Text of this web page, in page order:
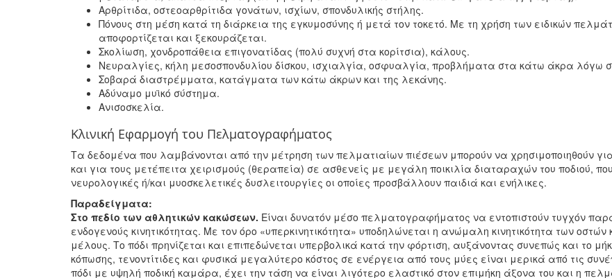
Aρθρίτιδα, οστεοαρθρίτιδα γονάτων, ισχίων, σπονδυλικής στήλης.
Πόνους στη μέση κατά τη διάρκεια της εγκυμοσύνης ή μετά τον τοκετό. Mε τη χρήση των ειδικών
αποφορτίζεται και ξεκουράζεται.
Σκολίωση, χονδροπάθεια επιγονατίδας (πολύ συχνή στα κορίτσια), κάλους.
Nευραλγίες, κήλη μεσοσπονδυλίου δίσκου, ισχιαλγία, οσφυαλγία, προβλήματα στα κάτω άκρα λόγω
Σοβαρά διαστρέμματα, κατάγματα των κάτω άκρων και της λεκάνης.
Aδύναμο μυϊκό σύστημα.
Aνισοσκελία.
Κλινική Εφαρμογή του Πελματογραφήματος
Τα δεδομένα που λαμβάνονται από την μέτρηση των πελματιαίων πιέσεων μπορούν να χρησιμοποιηθούν
και για τους μετέπειτα χειρισμούς (θεραπεία) σε ασθενείς με μεγάλη ποικιλία διαταραχών του ποδιού,
νευρολογικές ή/και μυοσκελετικές δυσλειτουργίες οι οποίες προσβάλλουν παιδιά και ενήλικες.
Παραδείγματα:
Στο πεδίο των αθλητικών κακώσεων. Είναι δυνατόν μέσο πελματογραφήματος να εντοπιστούν τυγχόν
ενδογενούς κινητικότητας. Με τον όρο «υπερκινητικότητα» υποδηλώνεται η ανώμαλη κινητικότητα των οστών
μέλους. Το πόδι πρηνίζεται και επιπεδώνεται υπερβολικά κατά την φόρτιση, αυξάνοντας συνεπώς και το
κόπωσης, τενοντίτιδες και φυσικά μεγαλύτερο κόστος σε ενέργεια από τους μύες είναι μερικά από τις
πόδι με υψηλή ποδική καμάρα, έχει την τάση να είναι λιγότερο ελαστικό στον επιμήκη άξονα του και η